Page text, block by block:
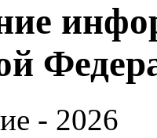
- 2026